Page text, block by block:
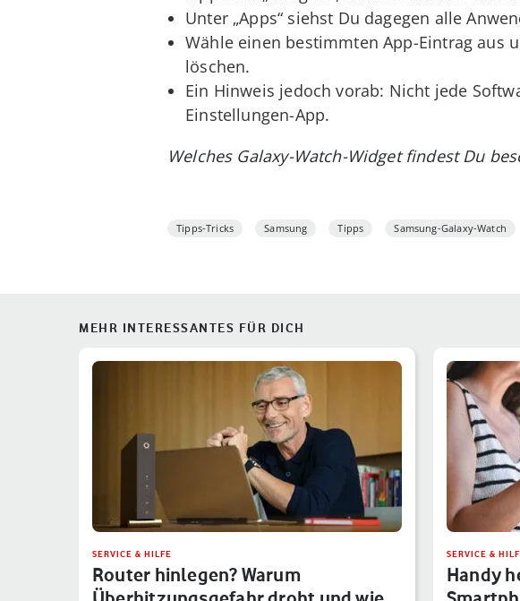
Unter „Apps“ siehst Du dagegen alle
Wähle einen bestimmten App-Eintrag aus
löschen.
Ein Hinweis jedoch vorab: Nicht jede
Einstellungen-App.
Welches Galaxy-Watch-Widget findest Du
Tipps-Tricks Samsung Tipps Samsung-Galaxy-Watch
MEHR INTERESSANTES FÜR DICH
SERVICE & HILFE
Router hinlegen? Warum
SERVICE &
Handy